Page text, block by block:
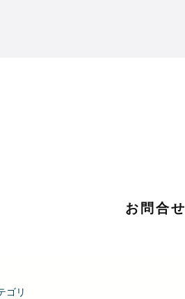
​お問合せ
ゴリ